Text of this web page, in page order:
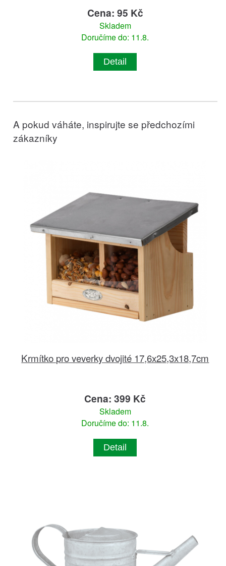
Cena: 95 Kč
Skladem
Doručíme do: 11.8.
Detail
A pokud váháte, inspirujte se předchozími
zákazníky
Krmítko pro veverky dvojité 17,6x25,3x18,7cm
Cena: 399 Kč
Skladem
Doručíme do: 11.8.
Detail